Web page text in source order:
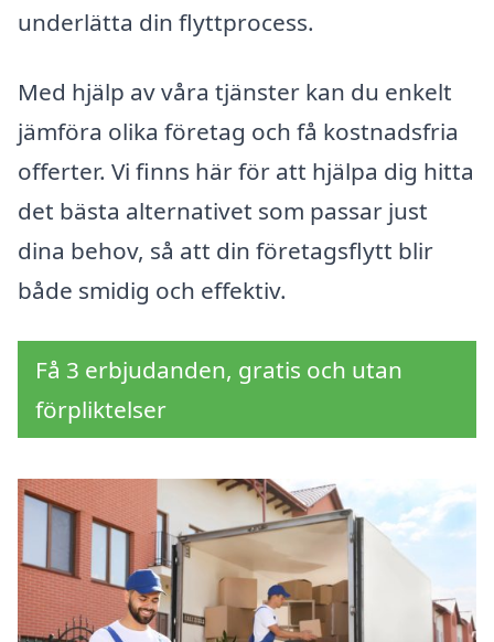
underlätta din flyttprocess.
Med hjälp av våra tjänster kan du enkelt
jämföra olika företag och få kostnadsfria
offerter. Vi finns här för att hjälpa dig hitta
det bästa alternativet som passar just
dina behov, så att din företagsflytt blir
både smidig och effektiv.
Få 3 erbjudanden, gratis och utan
förpliktelser